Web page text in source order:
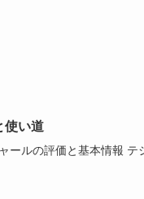
使い道
ールの評価と基本情報 テ